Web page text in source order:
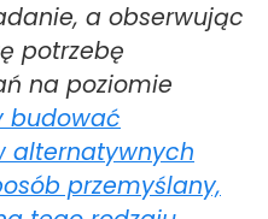
a obserwując
potrzebę
na poziomie
budować
alternatywnych
przemyślany,